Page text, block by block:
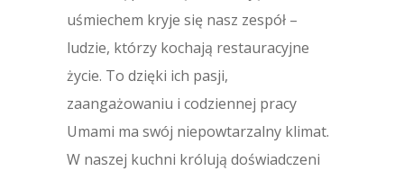
uśmiechem kryje się nasz zespół –
ludzie, którzy kochają restauracyjne
życie. To dzięki ich pasji,
zaangażowaniu i codziennej pracy
Umami ma swój niepowtarzalny klimat.
W naszej kuchni królują doświadczeni